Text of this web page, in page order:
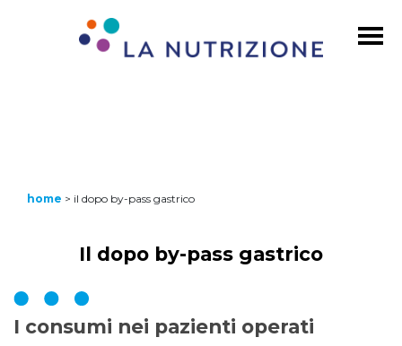
home > il dopo by-pass gastrico
Il dopo by-pass gastrico
I consumi nei pazienti operati